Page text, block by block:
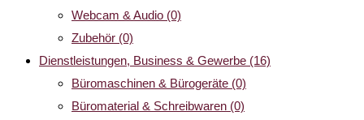
Webcam & Audio (0)
Zubehör (0)
Dienstleistungen, Business & Gewerbe (16)
Büromaschinen & Bürogeräte (0)
Büromaterial & Schreibwaren (0)